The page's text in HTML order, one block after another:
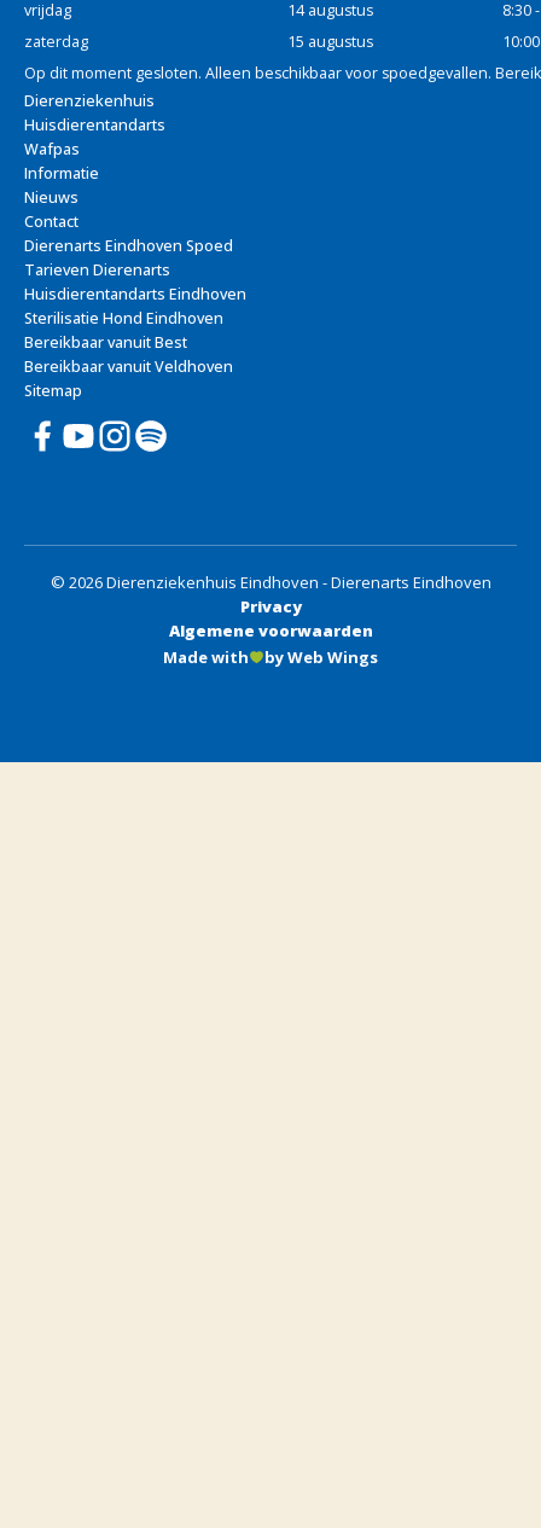
vrijdag
14 augustus
8:30
zaterdag
15 augustus
Op dit moment gesloten. Alleen beschikbaar voor spoedgevallen.
Dierenziekenhuis
Huisdierentandarts
Wafpas
Informatie
Nieuws
Contact
Dierenarts Eindhoven Spoed
Tarieven Dierenarts
Huisdierentandarts Eindhoven
Sterilisatie Hond Eindhoven
Bereikbaar vanuit Best
Bereikbaar vanuit Veldhoven
Sitemap
© 2026 Dierenziekenhuis Eindhoven - Dierenarts Eindhoven
Privacy
Algemene voorwaarden
Made with
by Web Wings